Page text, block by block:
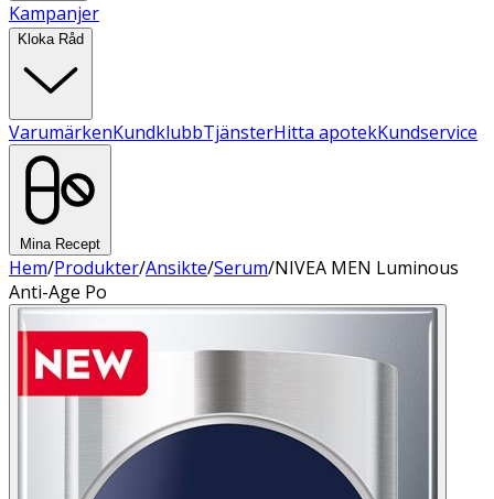
Kampanjer
Kloka Råd
VarumärkenKundklubbTjänsterHitta apotekKundservice
Mina Recept
Hem/Produkter/Ansikte/Serum/NIVEA MEN Luminous
Anti-Age Po